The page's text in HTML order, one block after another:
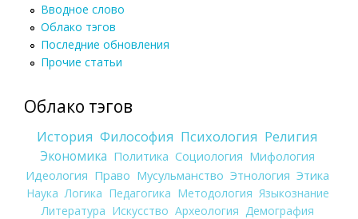
Вводное слово
Облако тэгов
Последние обновления
Прочие статьи
Облако тэгов
История Философия Психология Религия
Экономика Политика Социология Мифология
Идеология Право Мусульманство Этнология Этика
Наука Логика Педагогика Методология Языкознание
Литература Искусство Археология Демография